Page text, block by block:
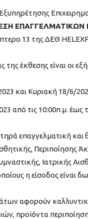
13 της ΔΕΘ
της έκθεσης είναι οι
και Κυριακή 18/6/
από τις 10:00π.μ. έως
επαγγελματική και
Περιποίησης
Ιατρικής
η είσοδος είναι
αφορούν
προϊόντα